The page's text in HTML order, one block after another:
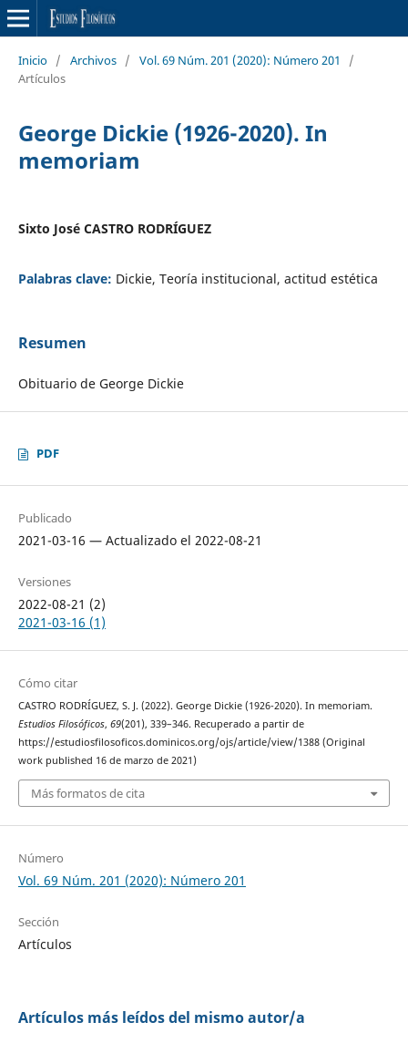
Inicio / Archivos / Vol. 69 Núm. 201 (2020): Número 201
/
Artículos
George Dickie (1926-2020). In
memoriam
Sixto José CASTRO RODRÍGUEZ
Palabras clave: Dickie, Teoría institucional, actitud estética
Resumen
Obituario de George Dickie
PDF
Publicado
2021-03-16 — Actualizado el 2022-08-21
Versiones
2022-08-21 (2)
2021-03-16 (1)
Cómo citar
CASTRO RODRÍGUEZ, S. J. (2022). George Dickie (1926-2020). In memoriam.
Estudios Filosóficos, 69(201), 339–346. Recuperado a partir de
https://estudiosfilosoficos.dominicos.org/ojs/article/view/1388 (Original
work published 16 de marzo de 2021)
Más formatos de cita
Número
Vol. 69 Núm. 201 (2020): Número 201
Sección
Artículos
Artículos más leídos del mismo autor/a